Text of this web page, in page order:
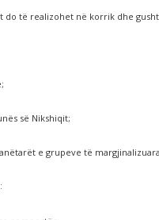
të realizohet në korrik dhe
së Nikshiqit;
e grupeve të